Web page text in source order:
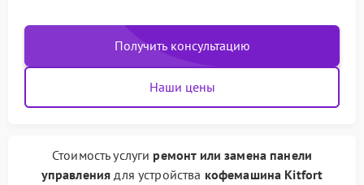
Получить консультацию
Наши цены
Стоимость услуги ремонт или замена панели
управления для устройства кофемашина Kitfort